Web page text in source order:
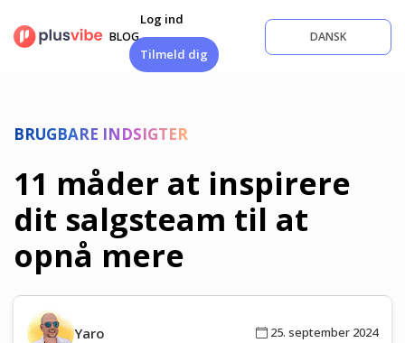
indhold
BLOG
Log ind
Tilmeld dig
DANSK
BRUGBARE INDSIGTER
11 måder at inspirere
dit salgsteam til at
opnå mere
Yaro 25. september 2024